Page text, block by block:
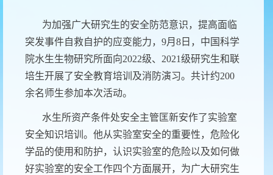
为加强广大研究生的安全防范意识，提高面临
突发事件自救自护的应变能力， 9月 8 日，中国科学
院水生生物研究所面向2022级、 2021级研究生和联
培生开展了安全教育培训及消防演习。共计约200
余名师生参加本次活动。
水生所资产条件处安全主管匡新安作了实验室
安全知识培训。他从实验室安全的重要性，危险化
学品的使用和防护，认识实验室的危险以及如何做
好实验室的安全工作四个方面展开，为广大研究生